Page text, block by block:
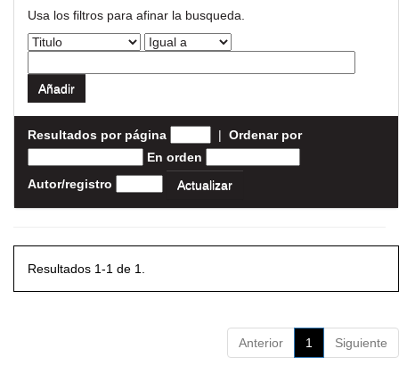
Usa los filtros para afinar la busqueda.
Resultados por página | Ordenar por
En orden
Autor/registro
Resultados 1-1 de 1.
Anterior 1 Siguiente